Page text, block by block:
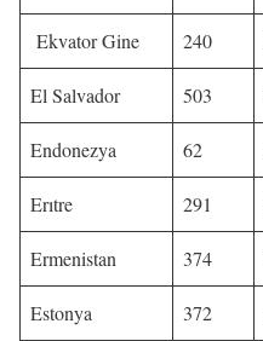
Ekvator Gine 240
El Salvador 503
Endonezya 62
Erıtre 291
Ermenistan 374
Estonya 372